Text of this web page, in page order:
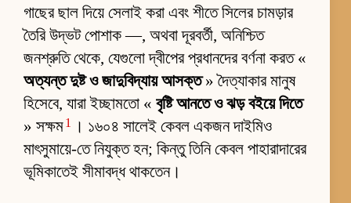
গাছের ছাল দিয়ে সেলাই করা এবং শীতে সিলের চামড়ার
তৈরি উদ্ভট পোশাক —, অথবা দূরবর্তী, অনিশ্চিত
জনশ্রুতি থেকে, যেগুলো দ্বীপের প্রধানদের বর্ণনা করত «
অত্যন্ত দুষ্ট ও জাদুবিদ্যায় আসক্ত» দৈত্যাকার মানুষ
হিসেবে, যারা ইচ্ছামতো « বৃষ্টি আনতে ও ঝড় বইয়ে দিতে
» সক্ষম1
। ১৬০৪ সালেই কেবল একজন দাইমিও
মাৎসুমায়ে-তে নিযুক্ত হন; কিন্তু তিনি কেবল পাহারাদারের
ভূমিকাতেই সীমাবদ্ধ থাকতেন।